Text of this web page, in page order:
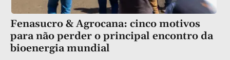
Fenasucro & Agrocana: cinco motivos
para não perder o principal encontro da
bioenergia mundial